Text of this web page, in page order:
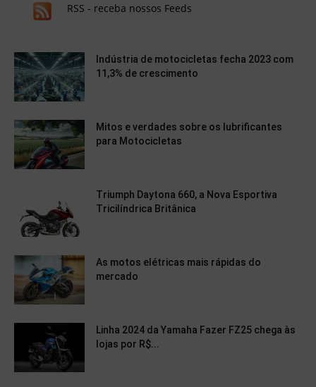
RSS - receba nossos Feeds
Indústria de motocicletas fecha 2023 com
11,3% de crescimento
Mitos e verdades sobre os lubrificantes
para Motocicletas
Triumph Daytona 660, a Nova Esportiva
Tricilíndrica Britânica
As motos elétricas mais rápidas do
mercado
Linha 2024 da Yamaha Fazer FZ25 chega às
lojas por R$...